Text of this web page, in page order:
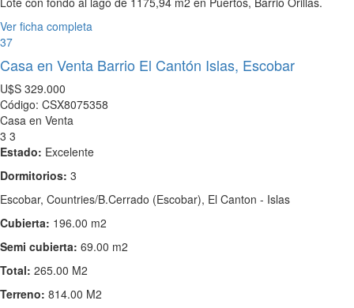
Ver ficha completa
37
Casa en Venta Barrio El Cantón Islas, Escobar
U$S 329.000
Código: CSX8075358
Casa en Venta
3 3
Estado: Excelente
Dormitorios: 3
Escobar, Countries/B.Cerrado (Escobar), El Canton - Islas
Cubierta: 196.00 m2
Semi cubierta: 69.00 m2
Total: 265.00 M2
Terreno: 814.00 M2